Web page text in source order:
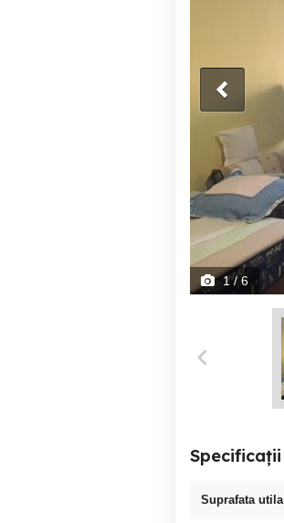
1/ 6
Specificații
Suprafata utila